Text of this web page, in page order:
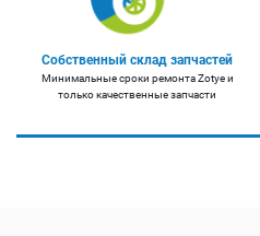
Собственный склад запчастей
Минимальные сроки ремонта Zotye и
только качественные запчасти